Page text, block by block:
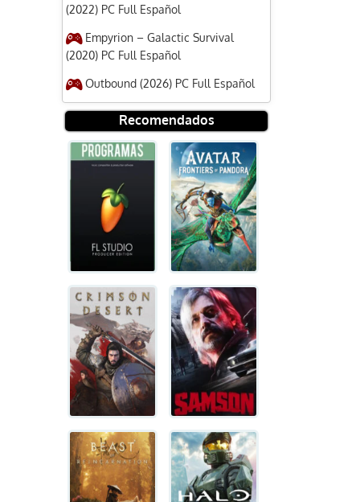
(2022) PC Full Español
Empyrion – Galactic Survival
(2020) PC Full Español
Outbound (2026) PC Full Español
Recomendados